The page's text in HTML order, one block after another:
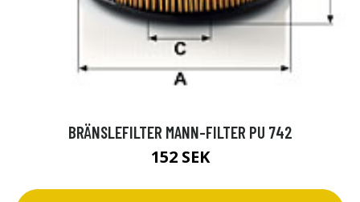
BRÄNSLEFILTER MANN-FILTER PU 742
152 SEK